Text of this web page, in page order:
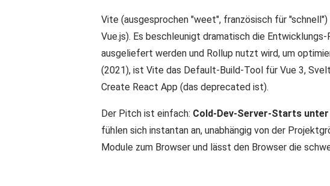
TCP Monitoring
Port-Uptime und Connect-Zeit, geprüft aus 26
Vite (ausgesprochen "weet", französisch für
Vue.js). Es beschleunigt dramatisch die
ausgeliefert werden und Rollup nutzt wird, um
(2021), ist Vite das Default-Build-Tool für Vue 3,
Create React App (das deprecated ist).
Der Pitch ist einfach: Cold-Dev-Server-Starts
fühlen sich instantan an, unabhängig von der
Module zum Browser und lässt den Browser die